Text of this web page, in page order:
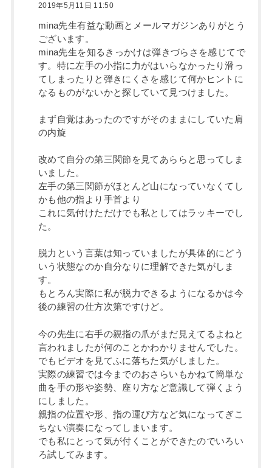
2019年5月11日 11:50
mina先生有益な動画とメールマガジンありがとう
ございます。
mina先生を知るきっかけは弾きづらさを感じてで
す。特に左手の小指に力がはいらなかったり滑っ
てしまったりと弾きにくさを感じて何かヒントに
なるものがないかと探していて見つけました。
まず自覚はあったのですがそのままにしていた肩
の内旋
改めて自分の第三関節を見てあららと思ってしま
いました。
左手の第三関節がほとんど山になっていなくてし
かも他の指より手首より
これに気付けただけでも私としてはラッキーでし
た。
脱力という言葉は知っていましたが具体的にどう
いう状態なのか自分なりに理解できた気がしま
す。
もとろん実際に私が脱力できるようになるかは今
後の練習の仕方次第ですけど。
今の先生に右手の親指の爪がまだ見えてるよねと
言われましたが何のことかわかりませんでした。
でもビデオを見てふに落ちた気がしました。
実際の練習では今までのおさらいもかねて簡単な
曲を手の形や姿勢、座り方など意識して弾くよう
にしました。
親指の位置や形、指の運び方など気になってぎこ
ちない演奏になってしまいます。
でも私にとって気が付くことができたのでいろい
ろ試してみます。